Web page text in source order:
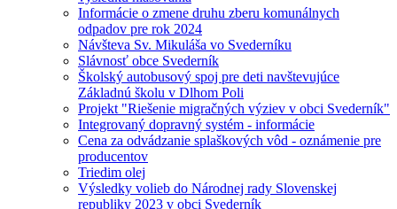
Informácie o zmene druhu zberu komunálnych
odpadov pre rok 2024
Návšteva Sv. Mikuláša vo Svederníku
Slávnosť obce Svederník
Školský autobusový spoj pre deti navštevujúce
Základnú školu v Dlhom Poli
Projekt "Riešenie migračných výziev v obci Svederník"
Integrovaný dopravný systém - informácie
Cena za odvádzanie splaškových vôd - oznámenie pre
producentov
Triedim olej
Výsledky volieb do Národnej rady Slovenskej
republiky 2023 v obci Svederník